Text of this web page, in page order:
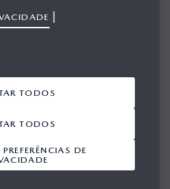
|
DE
TODOS
TODOS